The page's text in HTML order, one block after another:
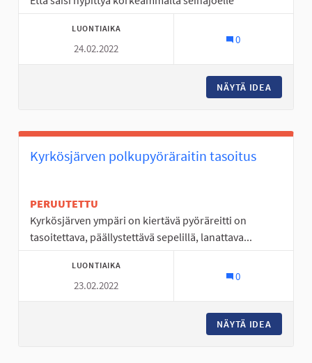
LUONTIAIKA
24.02.2022
0
NÄYTÄ IDEA
Kyrkösjärven polkupyöräraitin tasoitus
PERUUTETTU
Kyrkösjärven ympäri on kiertävä pyöräreitti on
tasoitettava, päällystettävä sepelillä, lanattava...
LUONTIAIKA
23.02.2022
0
NÄYTÄ IDEA